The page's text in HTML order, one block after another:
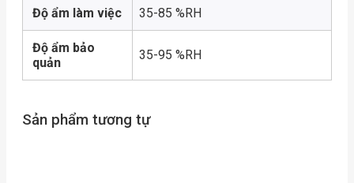
Độ ẩm làm việc 35-85 %RH
Độ ẩm bảo
quản
35-95 %RH
Sản phẩm tương tự